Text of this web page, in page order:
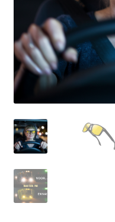
Linkpartners
My account
Over Ons
Overzicht
Privacybeleid
Retourbeleid
Videos